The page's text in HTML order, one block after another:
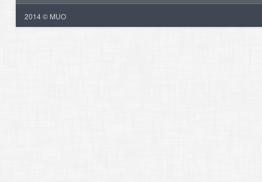
2014 © MUO